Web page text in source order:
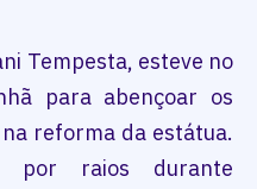
Tempesta, esteve no
para abençoar os
reforma da estátua.
por raios durante